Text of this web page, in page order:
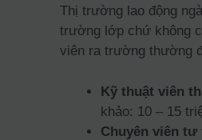
Thị trường lao động
trường lớp chứ không
viên ra trường thường
Kỹ thuật viên
khảo: 10 – 15
Chuyên viên tư